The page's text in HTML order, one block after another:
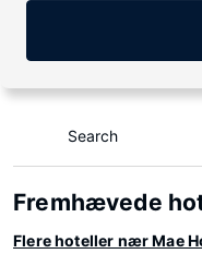
Search
Fremhævede
Flere hoteller nær Mae